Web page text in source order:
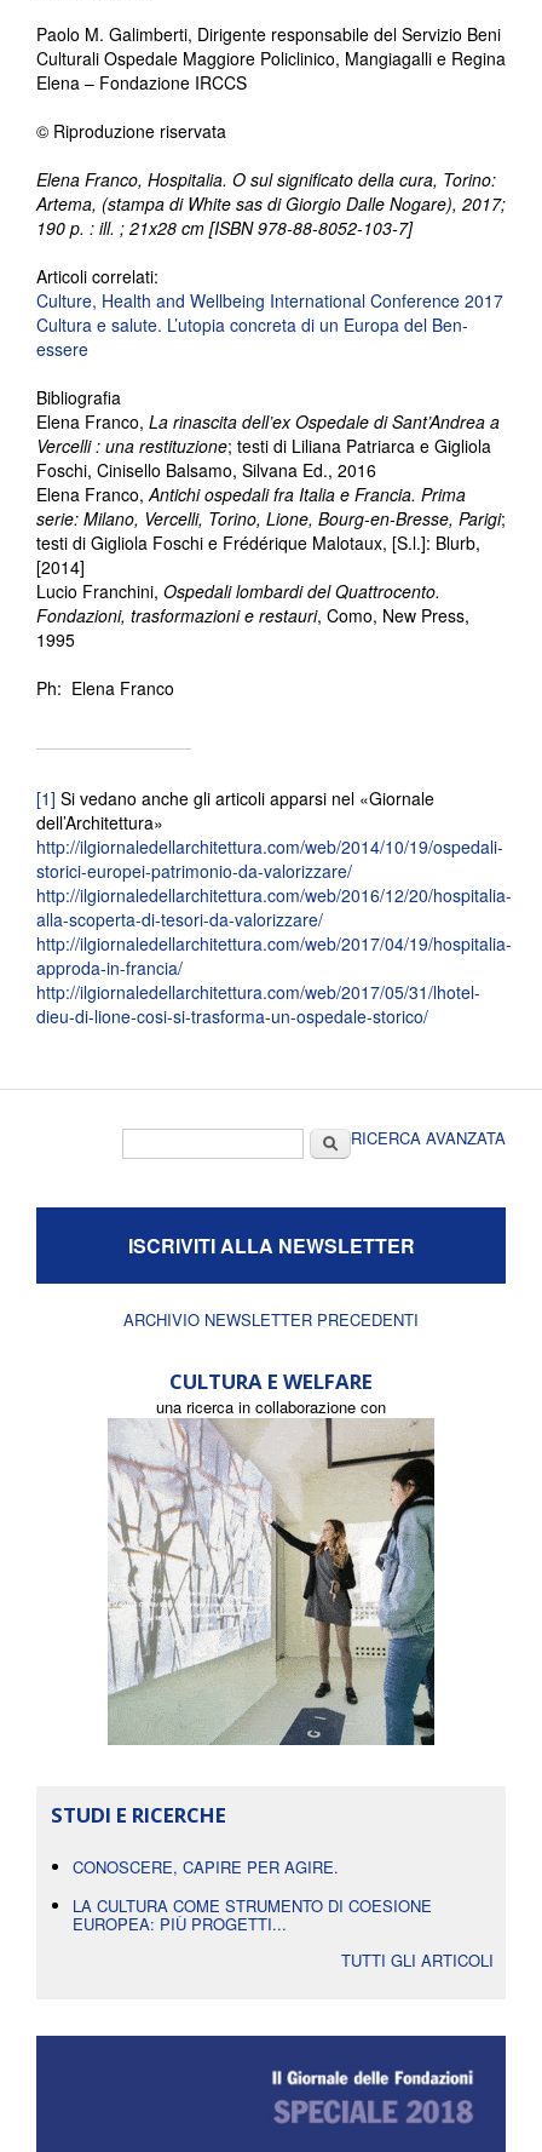
Paolo M. Galimberti, Dirigente responsabile del Servizio Beni
Culturali Ospedale Maggiore Policlinico, Mangiagalli e Regina
Elena – Fondazione IRCCS
© Riproduzione riservata
Elena Franco, Hospitalia. O sul significato della cura, Torino:
Artema, (stampa di White sas di Giorgio Dalle Nogare), 2017;
190 p. : ill. ; 21x28 cm [ISBN 978-88-8052-103-7]
Articoli correlati:
Culture, Health and Wellbeing International Conference 2017
Cultura e salute. L’utopia concreta di un Europa del Ben-
essere
Bibliografia
Elena Franco, La rinascita dell’ex Ospedale di Sant’Andrea a
Vercelli : una restituzione; testi di Liliana Patriarca e Gigliola
Foschi, Cinisello Balsamo, Silvana Ed., 2016
Elena Franco,Antichi ospedali fra Italia e Francia. Prima
serie: Milano, Vercelli, Torino, Lione, Bourg-en-Bresse, Parigi;
testi di Gigliola Foschi e Frédérique Malotaux, [S.l.]: Blurb,
[2014]
Lucio Franchini, Ospedali lombardi del Quattrocento.
Fondazioni, trasformazioni e restauri, Como, New Press,
1995
Ph: Elena Franco
[1] Si vedano anche gli articoli apparsi nel «Giornale
dell’Architettura»
http://ilgiornaledellarchitettura.com/web/2014/10/19/ospedali-
storici-europei-patrimonio-da-valorizzare/
http://ilgiornaledellarchitettura.com/web/2016/12/20/hospitalia-
alla-scoperta-di-tesori-da-valorizzare/
http://ilgiornaledellarchitettura.com/web/2017/04/19/hospitalia-
approda-in-francia/
http://ilgiornaledellarchitettura.com/web/2017/05/31/lhotel-
dieu-di-lione-cosi-si-trasforma-un-ospedale-storico/
CercaRICERCA AVANZATA
ISCRIVITI ALLA NEWSLETTER
ARCHIVIO NEWSLETTER PRECEDENTI
CULTURA E WELFARE
una ricerca in collaborazione con
STUDI E RICERCHE
CONOSCERE, CAPIRE PER AGIRE.
LA CULTURA COME STRUMENTO DI COESIONE
EUROPEA: PIÙ PROGETTI...
TUTTI GLI ARTICOLI